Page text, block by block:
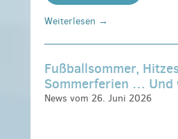
Weiterlesen →
Fußballsommer,
Sommerferien …
News vom 26. Juni 2026